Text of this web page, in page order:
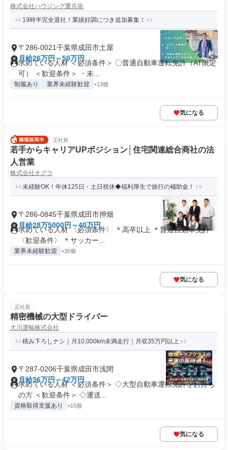
株式会社ハウジング重兵衛
19時半完全退社！業績好調につき追加募集！
〒286-0021千葉県成田市土屋
月給26万円～50万円
求めている人材 ＜必須条件＞ 〇普通自動車運転免許（AT限定
可） ＜歓迎条件＞ ・未...
制服あり 業界未経験歓迎 +13個
気になる
正社員
若手からキャリアUPポジション│住宅関連総合商社の法
人営業
株式会社オグラ
未経験OK！年休125日・土日祝休◆福利厚生で旅行の補助金！
〒286-0845千葉県成田市押畑
月給28万5000円～40万円
求めている人材 〈必須条件〉 ＊高卒以上 ＊普通自動車免許
〈歓迎条件〉 ＊サッカー...
業界未経験歓迎 +35個
気になる
正社員
精密機械の大型ドライバー
大川運輸株式会社
積み下ろしナシ｜月10,000km未満走行｜月収35万円以上
〒287-0206千葉県成田市浅間
月給36万円～42万円
求めている人材 ＜必須条件＞ ◇大型自動車運転免許をお持ち
の方 ＜歓迎条件＞ ◇運送...
資格取得支援あり +15個
気になる